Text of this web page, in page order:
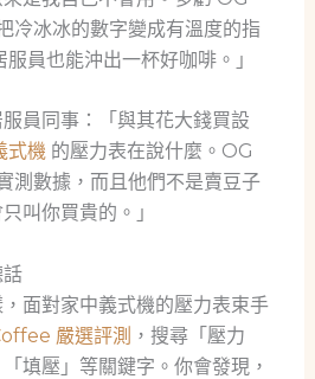
冷冰冰的數字變成有溫度的指
員也能沖出一杯好咖啡。」
員同事：「與其花大錢買設
式機的壓力表在說什麼。OG
測數據，而且他們不是賣豆子
叫你買貴的。」
面對家中義式機的壓力表束手
嚴選評測 ，搜尋「壓力
填壓」等關鍵字。你會發現，